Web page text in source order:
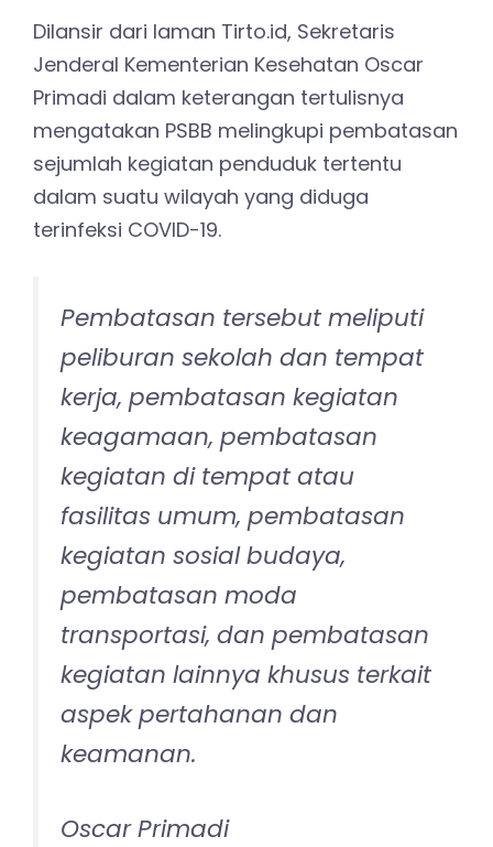
Dilansir dari laman Tirto.id, Sekretaris
Jenderal Kementerian Kesehatan Oscar
Primadi dalam keterangan tertulisnya
mengatakan PSBB melingkupi pembatasan
sejumlah kegiatan penduduk tertentu
dalam suatu wilayah yang diduga
terinfeksi COVID-19.
Pembatasan tersebut meliputi
peliburan sekolah dan tempat
kerja, pembatasan kegiatan
keagamaan, pembatasan
kegiatan di tempat atau
fasilitas umum, pembatasan
kegiatan sosial budaya,
pembatasan moda
transportasi, dan pembatasan
kegiatan lainnya khusus terkait
aspek pertahanan dan
keamanan.
Oscar Primadi